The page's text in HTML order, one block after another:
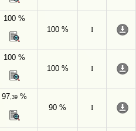
100 %
100 %
I
100 %
100 %
I
97,39 %
90 %
I